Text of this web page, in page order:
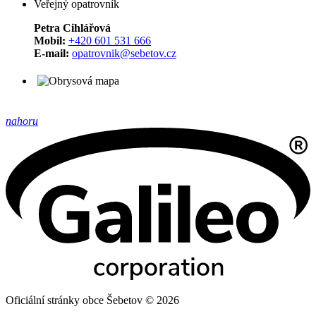
Veřejný opatrovník
Petra Cihlářová
Mobil: +420 601 531 666
E-mail: opatrovnik@sebetov.cz
nahoru
Oficiální stránky obce Šebetov © 2026